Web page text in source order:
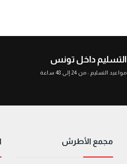
التسليم داخل تونس
مواعيد التسليم : من 24 إلى 48 ساعة
مجمع الأطرش